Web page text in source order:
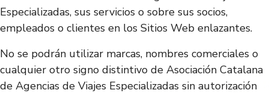
Especializadas, sus servicios o sobre sus socios,
empleados o clientes en los Sitios Web enlazantes.
No se podrán utilizar marcas, nombres comerciales o
cualquier otro signo distintivo de Asociación Catalana
de Agencias de Viajes Especializadas sin autorización